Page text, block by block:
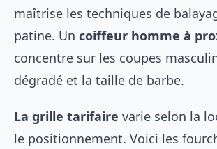
maîtrise les techniques de
patine. Un coiffeur homme à
concentre sur les coupes
dégradé et la taille de barbe.
La grille tarifaire varie selon la
le positionnement. Voici les